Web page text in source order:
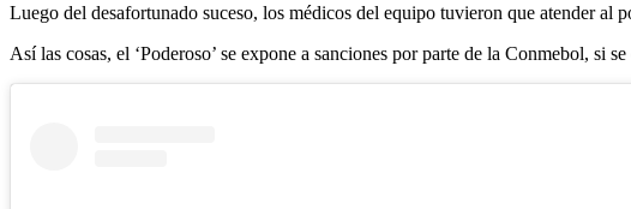
Luego del desafortunado suceso, los médicos del equipo tuvieron que atender al
Así las cosas, el ‘Poderoso’ se expone a sanciones por parte de la Conmebol, si